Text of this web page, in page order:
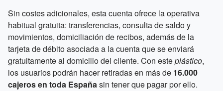
Sin costes adicionales, esta cuenta ofrece la operativa
habitual gratuita: transferencias, consulta de saldo y
movimientos, domiciliación de recibos, además de la
tarjeta de débito asociada a la cuenta que se enviará
gratuitamente al domicilio del cliente. Con esteplástico,
los usuarios podrán hacer retiradas en más de 16.000
cajeros en toda Españasin tener que pagar por ello.